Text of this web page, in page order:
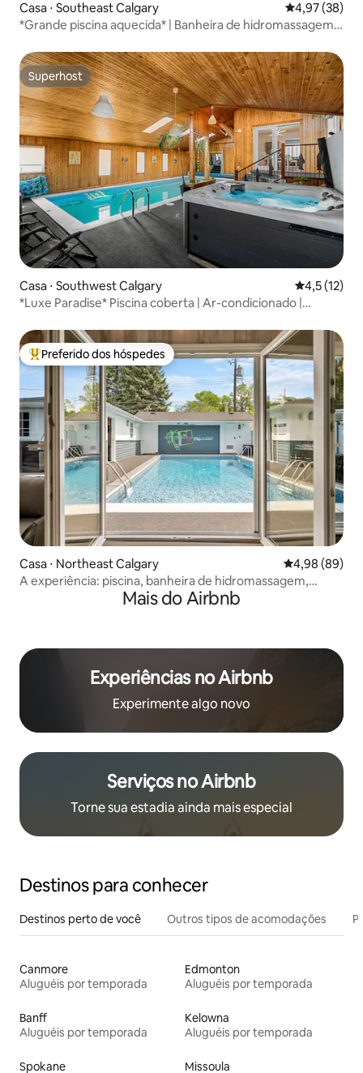
Casa ⋅ Southeast Calgary 4,97 de uma
4,97 (38)
*Grande piscina aquecida* | Banheira de hidromassagem e
Superhost
Superhost
Casa ⋅ Southwest Calgary 4,5 de uma
4,5 (12)
*Luxe Paradise* Piscina coberta | Ar-condicionado |
Entre os melhores preferidos dos hóspedes
Preferido dos hóspedes
Casa ⋅ Northeast Calgary 4,98 de uma
4,98 (89)
A experiência: piscina, banheira de hidromassagem,
cinema, jogos, sala, pubMais do Airbnb
Experiências no Airbnb
Experimente algo novo
Serviços no Airbnb
Torne sua estadia ainda mais especial
Destinos para conhecer
Destinos perto de você Outros tipos de acomodações
Canmore
Aluguéis por temporada
Edmonton
Aluguéis por temporada
Banff
Aluguéis por temporada
Kelowna
Aluguéis por temporada
Spokane
Missoula